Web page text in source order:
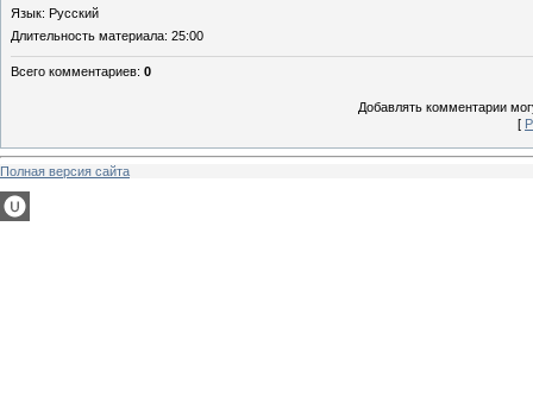
Язык: Русский
Длительность материала: 25:00
Всего комментариев: 0
Добавлять комментарии
[
Полная версия сайта